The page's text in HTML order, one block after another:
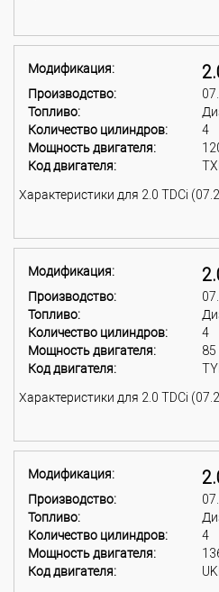
Модификация:
Производство:
Топливо:
Количество цилиндров:
4
Мощность двигателя:
Код двигателя:
Характеристики для 2.0 TDCi
Модификация:
Производство:
Топливо:
Количество цилиндров:
4
Мощность двигателя:
85
Код двигателя:
Характеристики для 2.0 TDCi
Модификация:
Производство:
Топливо:
Количество цилиндров:
4
Мощность двигателя:
Код двигателя: